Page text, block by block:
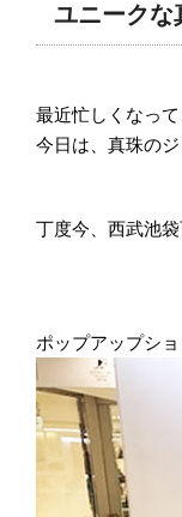
ユニーク
最近忙しくなっ
今日は、真珠の
丁度今、西武池
ポップアップショ